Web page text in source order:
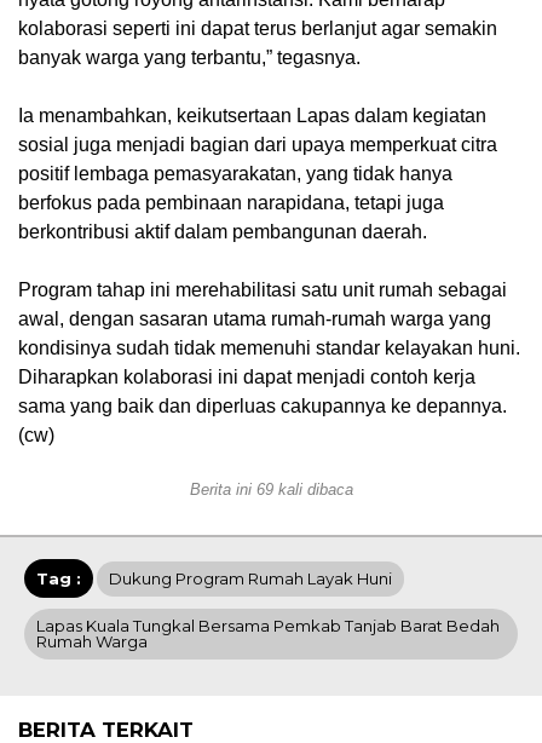
kolaborasi seperti ini dapat terus berlanjut agar semakin
banyak warga yang terbantu,” tegasnya.
Ia menambahkan, keikutsertaan Lapas dalam kegiatan
sosial juga menjadi bagian dari upaya memperkuat citra
positif lembaga pemasyarakatan, yang tidak hanya
berfokus pada pembinaan narapidana, tetapi juga
berkontribusi aktif dalam pembangunan daerah.
Program tahap ini merehabilitasi satu unit rumah sebagai
awal, dengan sasaran utama rumah-rumah warga yang
kondisinya sudah tidak memenuhi standar kelayakan huni.
Diharapkan kolaborasi ini dapat menjadi contoh kerja
sama yang baik dan diperluas cakupannya ke depannya.
(cw)
Berita ini 69 kali dibaca
Tag : Dukung Program Rumah Layak Huni
Lapas Kuala Tungkal Bersama Pemkab Tanjab Barat Bedah
Rumah Warga
BERITA TERKAIT